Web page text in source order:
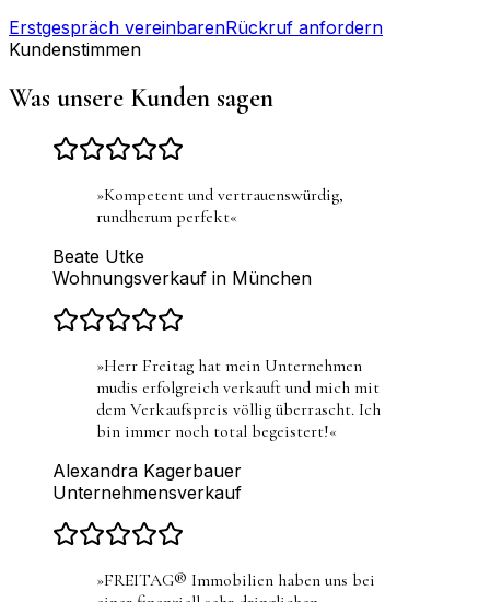
Erstgespräch vereinbarenRückruf anfordern
Kundenstimmen
Was unsere Kunden sagen
»Kompetent und vertrauenswürdig,
rundherum perfekt«
Beate Utke
Wohnungsverkauf in München
»Herr Freitag hat mein Unternehmen
mudis erfolgreich verkauft und mich mit
dem Verkaufspreis völlig überrascht. Ich
bin immer noch total begeistert!«
Alexandra Kagerbauer
Unternehmensverkauf
»FREITAG® Immobilien haben uns bei